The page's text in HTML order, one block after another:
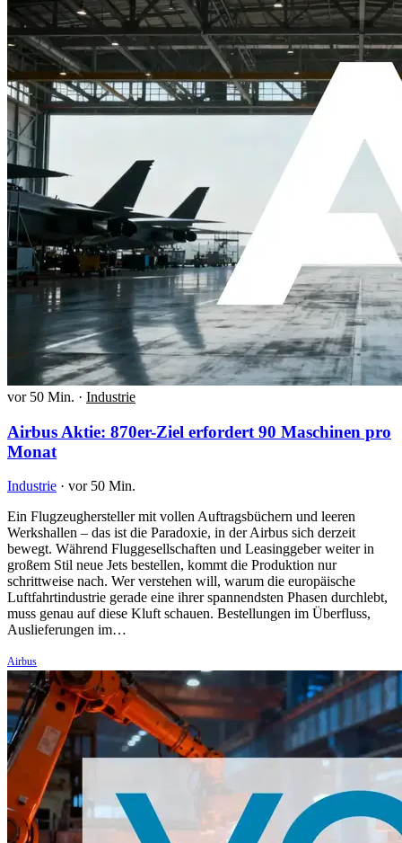
vor 50 Min. · Industrie
Airbus Aktie: 870er-Ziel erfordert 90 Maschinen pro
Monat
Industrie · vor 50 Min.
Ein Flugzeughersteller mit vollen Auftragsbüchern und leeren
Werkshallen – das ist die Paradoxie, in der Airbus sich derzeit
bewegt. Während Fluggesellschaften und Leasinggeber weiter in
großem Stil neue Jets bestellen, kommt die Produktion nur
schrittweise nach. Wer verstehen will, warum die europäische
Luftfahrtindustrie gerade eine ihrer spannendsten Phasen durchlebt,
muss genau auf diese Kluft schauen. Bestellungen im Überfluss,
Auslieferungen im…
Airbus